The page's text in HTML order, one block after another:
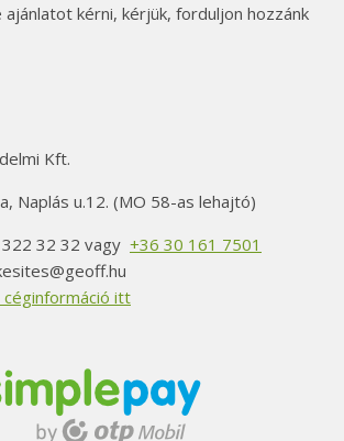
kérni, kérjük, forduljon hozzánk
Kft.
Naplás u.12. (MO 58-as lehajtó)
32 32 vagy +36 30 161 7501
itt